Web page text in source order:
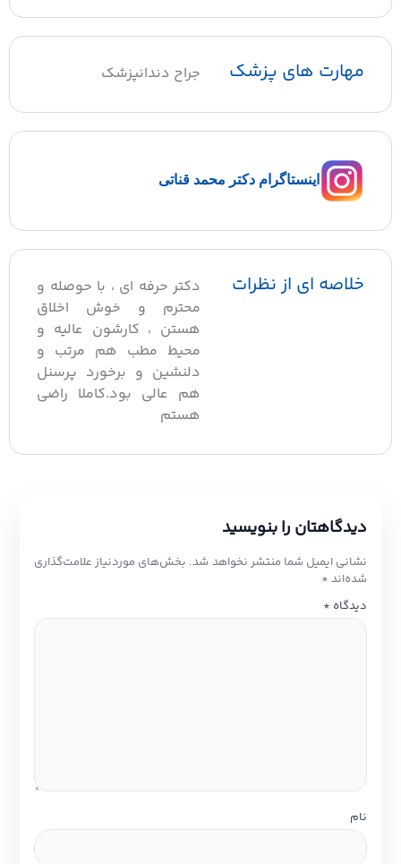
مهارت های پزشک جراح دندانپزشک
اینستاگرام دکتر محمد قناتی
خلاصه ای از نظرات
دکتر حرفه ای ، با حوصله و
محترم و خوش اخلاق
هستن ، کارشون عالیه و
محیط مطب هم مرتب و
دلنشین و برخورد پرسنل
هم عالی بود.کاملا راضی
هستم
دیدگاهتان را بنویسید
نشانی ایمیل شما منتشر نخواهد شد. بخش‌های موردنیاز علامت‌گذاری
شده‌اند*
دیدگاه*